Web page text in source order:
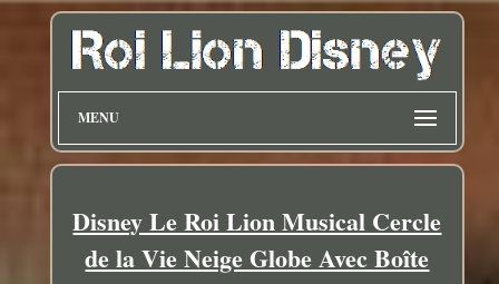
MENU
Disney Le Roi Lion Musical Cercle
de la Vie Neige Globe Avec Boîte